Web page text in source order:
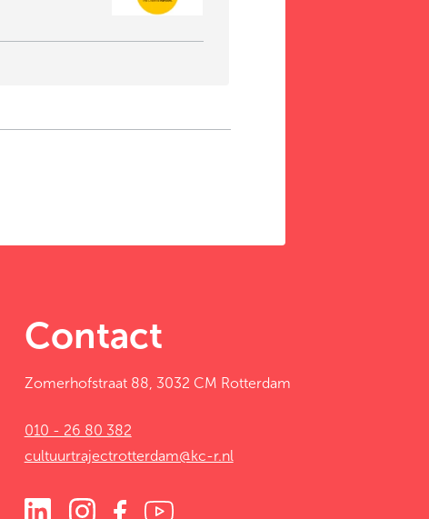
Contact
Zomerhofstraat 88, 3032 CM Rotterdam
010 - 26 80 382
cultuurtrajectrotterdam@kc-r.nl